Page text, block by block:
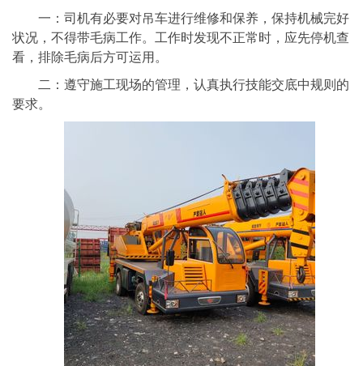
一：司机有必要对吊车进行维修和保养，保持机械完好
状况，不得带毛病工作。工作时发现不正常时，应先停机查
看，排除毛病后方可运用。
二：遵守施工现场的管理，认真执行技能交底中规则的
要求。